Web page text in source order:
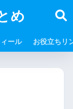
め
ール お役立ちリ